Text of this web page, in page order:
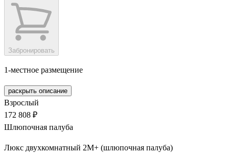
Забронировать
1-местное размещение
раскрыть описание
Взрослый
172 808 ₽
Шлюпочная палуба
Люкс двухкомнатный 2М+ (шлюпочная палуба)